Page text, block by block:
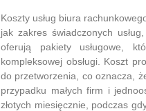
Koszty usług biura
jak zakres świadczonych
oferują pakiety usługowe,
kompleksowej obsługi. Koszt
do przetworzenia, co oznacza,
przypadku małych firm i
złotych miesięcznie, podczas